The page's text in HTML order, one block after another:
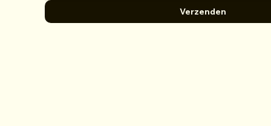
Verzenden